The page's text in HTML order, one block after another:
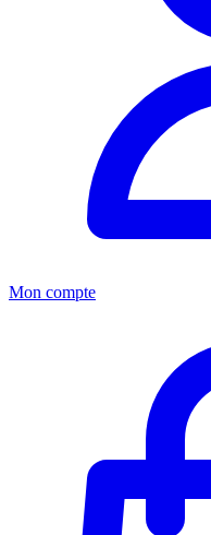
Mon compte